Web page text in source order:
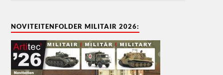
NOVITEITENFOLDER MILITAIR 2026: